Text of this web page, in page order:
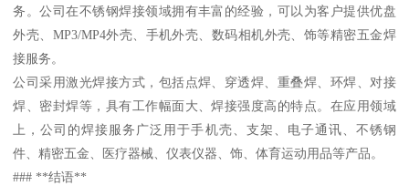
务。公司在不锈钢焊接领域拥有丰富的经验，可以为客户提供优盘
外壳、MP3/MP4外壳、手机外壳、数码相机外壳、饰等精密五金焊
接服务。
公司采用激光焊接方式，包括点焊、穿透焊、重叠焊、环焊、对接
焊、密封焊等，具有工作幅面大、焊接强度高的特点。在应用领域
上，公司的焊接服务广泛用于手机壳、支架、电子通讯、不锈钢
件、精密五金、医疗器械、仪表仪器、饰、体育运动用品等产品。
### **结语**